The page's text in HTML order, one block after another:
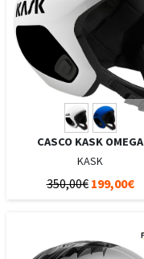
CASCO KASK OMEGA
KASK
350,00€ 199,00€